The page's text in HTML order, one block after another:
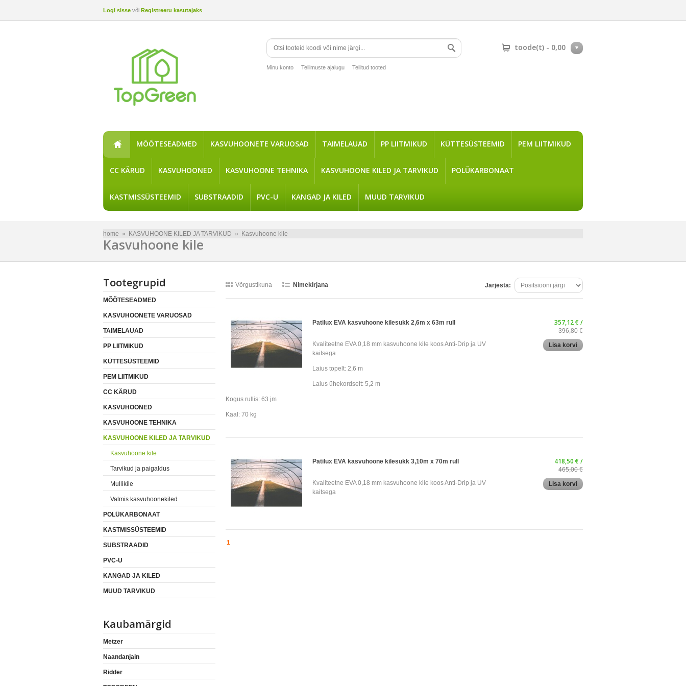
Logi sisse või Registreeru kasutajaks
toode(t) - 0,00
Minu konto Tellimuste ajalugu Tellitud tooted
MÕÕTESEADMED KASVUHOONETE VARUOSAD TAIMELAUAD PP LIITMIKUD KÜTTESÜSTEEMID PEM LIITMIKUD
CC KÄRUD KASVUHOONED KASVUHOONE TEHNIKA KASVUHOONE KILED JA TARVIKUD POLÜKARBONAAT
KASTMISSÜSTEEMID SUBSTRAADID PVC-U KANGAD JA KILED MUUD TARVIKUD
home » KASVUHOONE KILED JA TARVIKUD » Kasvuhoone kile
Kasvuhoone kile
Tootegrupid
MÕÕTESEADMED
KASVUHOONETE VARUOSAD
TAIMELAUAD
PP LIITMIKUD
KÜTTESÜSTEEMID
PEM LIITMIKUD
CC KÄRUD
KASVUHOONED
KASVUHOONE TEHNIKA
KASVUHOONE KILED JA TARVIKUD
Kasvuhoone kile
Tarvikud ja paigaldus
Mullikile
Valmis kasvuhoonekiled
POLÜKARBONAAT
KASTMISSÜSTEEMID
SUBSTRAADID
PVC-U
KANGAD JA KILED
MUUD TARVIKUD
Kaubamärgid
Metzer
Naandanjain
Ridder
Võrgustikuna Nimekirjana Järjesta:
Patilux EVA kasvuhoone kilesukk 2,6m x 63m rull
Kvaliteetne EVA 0,18 mm kasvuhoone kile koos Anti-Drip ja UV
kaitsega
Laius topelt: 2,6 m
Laius ühekordselt: 5,2 m
Kogus rullis: 63 jm
Kaal: 70 kg
357,12 € /
396,80 €
Lisa korvi
Patilux EVA kasvuhoone kilesukk 3,10m x 70m rull
Kvaliteetne EVA 0,18 mm kasvuhoone kile koos Anti-Drip ja UV
kaitsega
418,50 € /
465,00 €
Lisa korvi
1